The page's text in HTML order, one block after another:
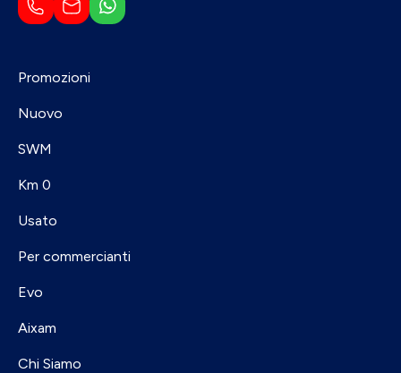
Promozioni
Nuovo
SWM
Km 0
Usato
Per commercianti
Evo
Aixam
Chi Siamo